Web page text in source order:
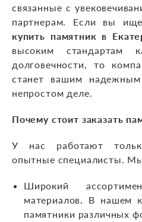
связанные с
партнерам. Если вы
купить памятник в
высоким стандартам
долговечности, то
станет вашим
непростом деле.
Почему стоит заказать
У нас работают
опытные специалисты.
Широкий
материалов.
В нашем
памятники различных